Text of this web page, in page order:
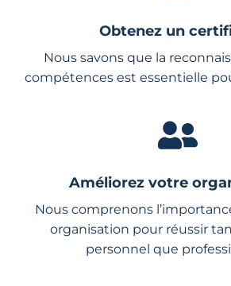
Obtenez un
Nous savons que la
compétences est essentielle
Améliorez votre
Nous comprenons
organisation pour réussir
personnel que